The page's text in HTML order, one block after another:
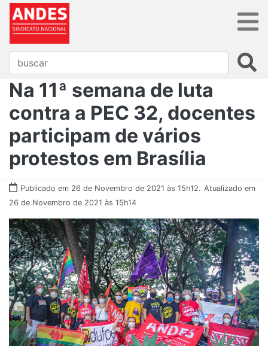
Na 11ª semana de luta
contra a PEC 32, docentes
participam de vários
protestos em Brasília
Publicado em 26 de Novembro de 2021 às 15h12. Atualizado em
26 de Novembro de 2021 às 15h14